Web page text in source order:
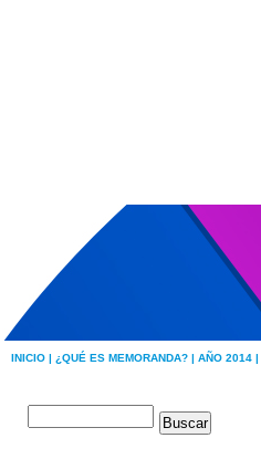
INICIO | ¿QUÉ ES MEMORANDA? | AÑO 2014 |